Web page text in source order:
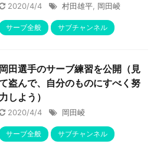
2020/4/4 村田雄平 岡田崚
サーブ全般 サブチャンネル
岡田選手のサーブ練習を公開（見
盗んで、自分のものにすべく努
力しよう）
2020/4/4 岡田崚
サーブ全般 サブチャンネル